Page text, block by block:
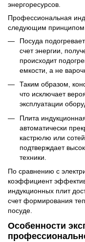
энергоресурсов.
Профессиональная
следующим принципом
Посуда
счет энергии,
происходит
емкости, а не
Таким образом,
что исключает
эксплуатации
Плита
автоматически
кастрюлю или
подтверждает
техники.
По сравнению с
коэффициент
индукционных плит
счет формирования
посуде.
Особенности